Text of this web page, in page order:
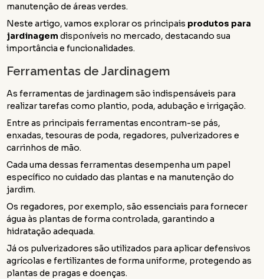
manutenção de áreas verdes.
Neste artigo, vamos explorar os principais produtos para
jardinagem disponíveis no mercado, destacando sua
importância e funcionalidades.
Ferramentas de Jardinagem
As ferramentas de jardinagem são indispensáveis para
realizar tarefas como plantio, poda, adubação e irrigação.
Entre as principais ferramentas encontram-se pás,
enxadas, tesouras de poda, regadores, pulverizadores e
carrinhos de mão.
Cada uma dessas ferramentas desempenha um papel
específico no cuidado das plantas e na manutenção do
jardim.
Os regadores, por exemplo, são essenciais para fornecer
água às plantas de forma controlada, garantindo a
hidratação adequada.
Já os pulverizadores são utilizados para aplicar defensivos
agrícolas e fertilizantes de forma uniforme, protegendo as
plantas de pragas e doenças.